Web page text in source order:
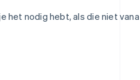
het nodig hebt, als die niet